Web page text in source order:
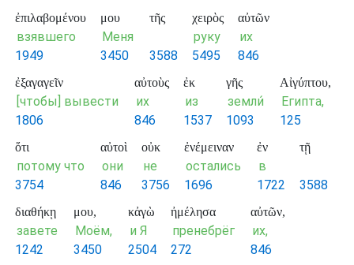
ἐπιλαβομένου
взявшего
1949
μου
Меня
3450
τῆς
3588
χειρὸς
руку
5495
αὐτῶν
их
846
ἐξαγαγεῖν
[чтобы] вывести
1806
αὐτοὺς
их
846
ἐκ
из
1537
γῆς
земли́
1093
Αἰγύπτου,
Египта,
125
ὅτι
потому что
3754
αὐτοὶ
они
846
οὐκ
не
3756
ἐνέμειναν
остались
1696
ἐν
в
1722
τῇ
3588
διαθήκῃ
завете
1242
μου,
Моём,
3450
κἀγὼ
и Я
2504
ἠμέλησα
пренебрёг
272
αὐτῶν,
их,
846